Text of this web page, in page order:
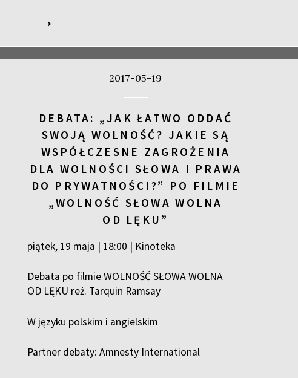
2017-05-19
DEBATA: „JAK ŁATWO ODDAĆ
SWOJĄ WOLNOŚĆ? JAKIE SĄ
WSPÓŁCZESNE ZAGROŻENIA
DLA WOLNOŚCI SŁOWA I PRAWA
DO PRYWATNOŚCI?” PO FILMIE
„WOLNOŚĆ SŁOWA WOLNA
OD LĘKU”
piątek, 19 maja | 18:00 | Kinoteka
Debata po filmie WOLNOŚĆ SŁOWA WOLNA
OD LĘKU reż. Tarquin Ramsay
W języku polskim i angielskim
Partner debaty: Amnesty International